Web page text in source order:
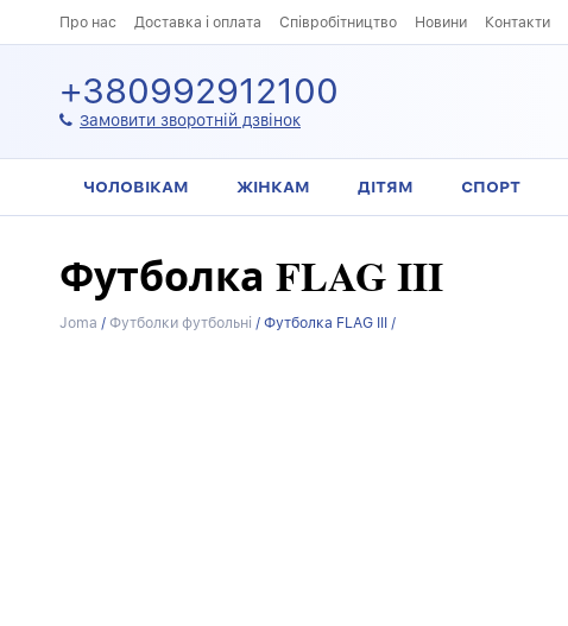
Про нас Доставка і оплата Співробітництво Новини Контакти
+380992912100
Замовити зворотній дзвінок
ЧОЛОВІКАМ ЖІНКАМ ДІТЯМ СПОРТ
Футболка FLAG III
Joma / Футболки футбольні / Футболка FLAG III /